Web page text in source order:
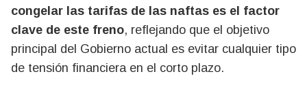
congelar las tarifas de las naftas es el factor
clave de este freno, reflejando que el objetivo
principal del Gobierno actual es evitar cualquier tipo
de tensión financiera en el corto plazo.